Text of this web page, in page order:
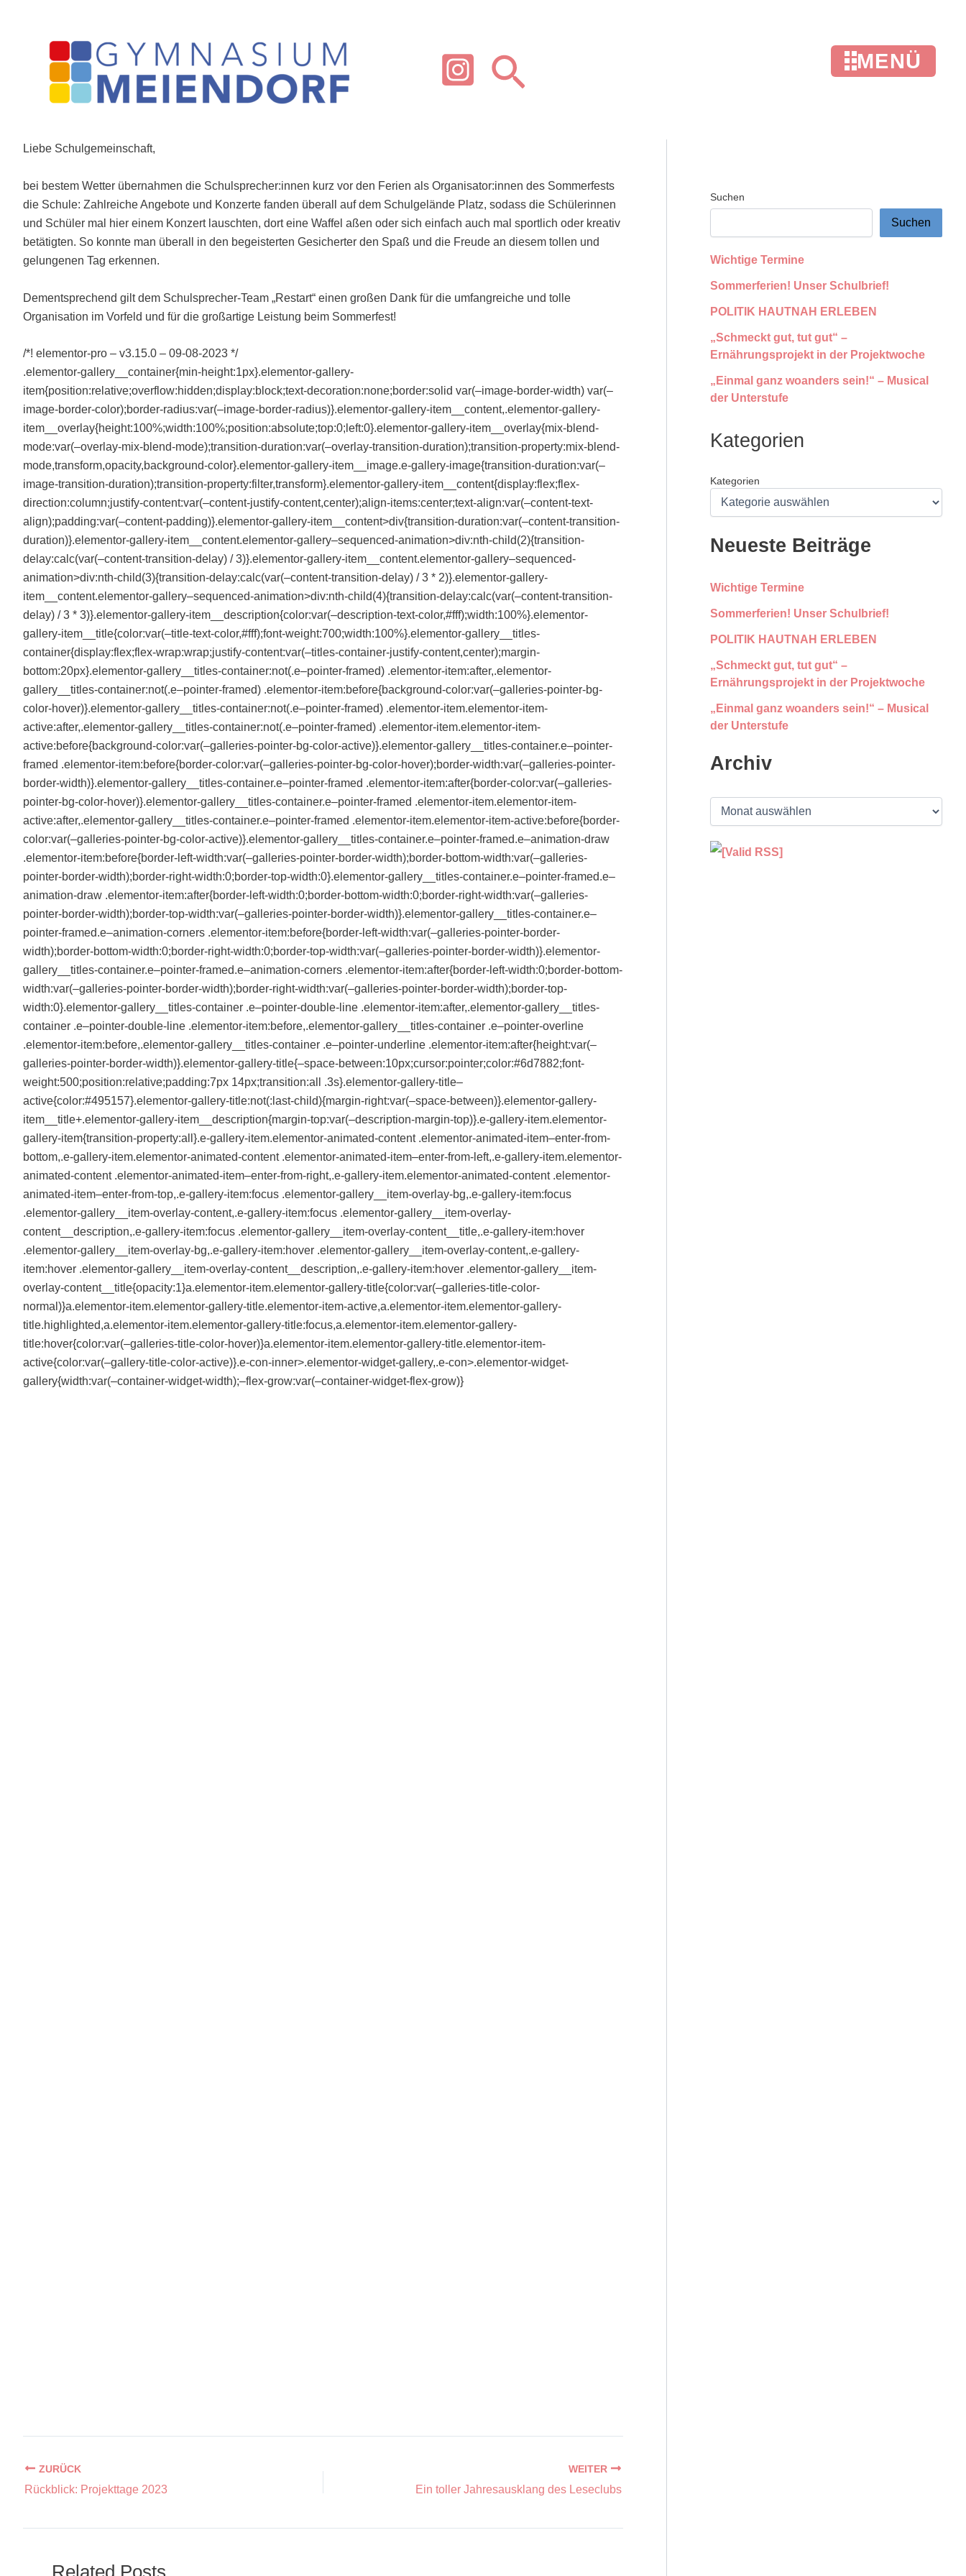
Search MENÜ
Liebe Schulgemeinschaft,
bei bestem Wetter übernahmen die Schulsprecher:innen kurz vor den Ferien als Organisator:innen des Sommerfests
die Schule: Zahlreiche Angebote und Konzerte fanden überall auf dem Schulgelände Platz, sodass die Schülerinnen
und Schüler mal hier einem Konzert lauschten, dort eine Waffel aßen oder sich einfach auch mal sportlich oder kreativ
betätigten. So konnte man überall in den begeisterten Gesicherter den Spaß und die Freude an diesem tollen und
gelungenen Tag erkennen.
Dementsprechend gilt dem Schulsprecher-Team „Restart“ einen großen Dank für die umfangreiche und tolle
Organisation im Vorfeld und für die großartige Leistung beim Sommerfest!
/*! elementor-pro – v3.15.0 – 09-08-2023 */
.elementor-gallery__container{min-height:1px}.elementor-gallery-
item{position:relative;overflow:hidden;display:block;text-decoration:none;border:solid var(–image-border-width) var(–
image-border-color);border-radius:var(–image-border-radius)}.elementor-gallery-item__content,.elementor-gallery-
item__overlay{height:100%;width:100%;position:absolute;top:0;left:0}.elementor-gallery-item__overlay{mix-blend-
mode:var(–overlay-mix-blend-mode);transition-duration:var(–overlay-transition-duration);transition-property:mix-blend-
mode,transform,opacity,background-color}.elementor-gallery-item__image.e-gallery-image{transition-duration:var(–
image-transition-duration);transition-property:filter,transform}.elementor-gallery-item__content{display:flex;flex-
direction:column;justify-content:var(–content-justify-content,center);align-items:center;text-align:var(–content-text-
align);padding:var(–content-padding)}.elementor-gallery-item__content>div{transition-duration:var(–content-transition-
duration)}.elementor-gallery-item__content.elementor-gallery–sequenced-animation>div:nth-child(2){transition-
delay:calc(var(–content-transition-delay) / 3)}.elementor-gallery-item__content.elementor-gallery–sequenced-
animation>div:nth-child(3){transition-delay:calc(var(–content-transition-delay) / 3 * 2)}.elementor-gallery-
item__content.elementor-gallery–sequenced-animation>div:nth-child(4){transition-delay:calc(var(–content-transition-
delay) / 3 * 3)}.elementor-gallery-item__description{color:var(–description-text-color,#fff);width:100%}.elementor-
gallery-item__title{color:var(–title-text-color,#fff);font-weight:700;width:100%}.elementor-gallery__titles-
container{display:flex;flex-wrap:wrap;justify-content:var(–titles-container-justify-content,center);margin-
bottom:20px}.elementor-gallery__titles-container:not(.e–pointer-framed) .elementor-item:after,.elementor-
gallery__titles-container:not(.e–pointer-framed) .elementor-item:before{background-color:var(–galleries-pointer-bg-
color-hover)}.elementor-gallery__titles-container:not(.e–pointer-framed) .elementor-item.elementor-item-
active:after,.elementor-gallery__titles-container:not(.e–pointer-framed) .elementor-item.elementor-item-
active:before{background-color:var(–galleries-pointer-bg-color-active)}.elementor-gallery__titles-container.e–pointer-
framed .elementor-item:before{border-color:var(–galleries-pointer-bg-color-hover);border-width:var(–galleries-pointer-
border-width)}.elementor-gallery__titles-container.e–pointer-framed .elementor-item:after{border-color:var(–galleries-
pointer-bg-color-hover)}.elementor-gallery__titles-container.e–pointer-framed .elementor-item.elementor-item-
active:after,.elementor-gallery__titles-container.e–pointer-framed .elementor-item.elementor-item-active:before{border-
color:var(–galleries-pointer-bg-color-active)}.elementor-gallery__titles-container.e–pointer-framed.e–animation-draw
.elementor-item:before{border-left-width:var(–galleries-pointer-border-width);border-bottom-width:var(–galleries-
pointer-border-width);border-right-width:0;border-top-width:0}.elementor-gallery__titles-container.e–pointer-framed.e–
animation-draw .elementor-item:after{border-left-width:0;border-bottom-width:0;border-right-width:var(–galleries-
pointer-border-width);border-top-width:var(–galleries-pointer-border-width)}.elementor-gallery__titles-container.e–
pointer-framed.e–animation-corners .elementor-item:before{border-left-width:var(–galleries-pointer-border-
width);border-bottom-width:0;border-right-width:0;border-top-width:var(–galleries-pointer-border-width)}.elementor-
gallery__titles-container.e–pointer-framed.e–animation-corners .elementor-item:after{border-left-width:0;border-bottom-
width:var(–galleries-pointer-border-width);border-right-width:var(–galleries-pointer-border-width);border-top-
width:0}.elementor-gallery__titles-container .e–pointer-double-line .elementor-item:after,.elementor-gallery__titles-
container .e–pointer-double-line .elementor-item:before,.elementor-gallery__titles-container .e–pointer-overline
.elementor-item:before,.elementor-gallery__titles-container .e–pointer-underline .elementor-item:after{height:var(–
galleries-pointer-border-width)}.elementor-gallery-title{–space-between:10px;cursor:pointer;color:#6d7882;font-
weight:500;position:relative;padding:7px 14px;transition:all .3s}.elementor-gallery-title–
active{color:#495157}.elementor-gallery-title:not(:last-child){margin-right:var(–space-between)}.elementor-gallery-
item__title+.elementor-gallery-item__description{margin-top:var(–description-margin-top)}.e-gallery-item.elementor-
gallery-item{transition-property:all}.e-gallery-item.elementor-animated-content .elementor-animated-item–enter-from-
bottom,.e-gallery-item.elementor-animated-content .elementor-animated-item–enter-from-left,.e-gallery-item.elementor-
animated-content .elementor-animated-item–enter-from-right,.e-gallery-item.elementor-animated-content .elementor-
animated-item–enter-from-top,.e-gallery-item:focus .elementor-gallery__item-overlay-bg,.e-gallery-item:focus
.elementor-gallery__item-overlay-content,.e-gallery-item:focus .elementor-gallery__item-overlay-
content__description,.e-gallery-item:focus .elementor-gallery__item-overlay-content__title,.e-gallery-item:hover
.elementor-gallery__item-overlay-bg,.e-gallery-item:hover .elementor-gallery__item-overlay-content,.e-gallery-
item:hover .elementor-gallery__item-overlay-content__description,.e-gallery-item:hover .elementor-gallery__item-
overlay-content__title{opacity:1}a.elementor-item.elementor-gallery-title{color:var(–galleries-title-color-
normal)}a.elementor-item.elementor-gallery-title.elementor-item-active,a.elementor-item.elementor-gallery-
title.highlighted,a.elementor-item.elementor-gallery-title:focus,a.elementor-item.elementor-gallery-
title:hover{color:var(–galleries-title-color-hover)}a.elementor-item.elementor-gallery-title.elementor-item-
active{color:var(–gallery-title-color-active)}.e-con-inner>.elementor-widget-gallery,.e-con>.elementor-widget-
gallery{width:var(–container-widget-width);–flex-grow:var(–container-widget-flex-grow)}
Rückblick: Projekttage 2023 Ein toller Jahresausklang des Leseclubs
Suchen
Suchen
Wichtige Termine
Sommerferien! Unser Schulbrief!
POLITIK HAUTNAH ERLEBEN
„Schmeckt gut, tut gut“ –
Ernährungsprojekt in der Projektwoche
„Einmal ganz woanders sein!“ – Musical
der Unterstufe
Kategorien
Kategorien
Neueste Beiträge
Wichtige Termine
Sommerferien! Unser Schulbrief!
POLITIK HAUTNAH ERLEBEN
„Schmeckt gut, tut gut“ –
Ernährungsprojekt in der Projektwoche
„Einmal ganz woanders sein!“ – Musical
der Unterstufe
Archiv
h